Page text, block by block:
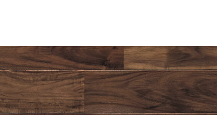
木製サッシ
リボス自然
お手入れ方
無垢製品の
みんなで
会社概要
当社の取り組
わせフォーム サ